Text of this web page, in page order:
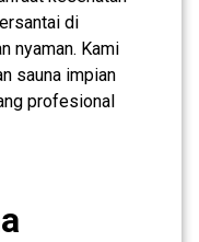
di
nyaman. Kami
sauna impian
profesional